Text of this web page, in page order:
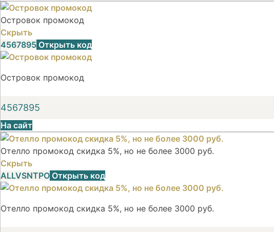
Островок промокод
Скрыть
4567895 Открыть код
Островок промокод
4567895
На сайт
Отелло промокод скидка 5%, но не более 3000 руб.
Скрыть
ALLVSNTPO Открыть код
Отелло промокод скидка 5%, но не более 3000 руб.